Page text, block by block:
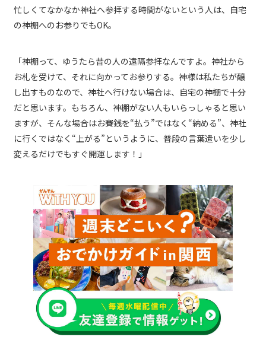
忙しくてなかなか神社へ参拝する時間がないという人は、自宅
の神棚へのお参りでもOK。
「神棚って、ゆうたら昔の人の遠隔参拝なんですよ。神社から
お札を受けて、それに向かってお参りする。神様は私たちが醸
し出すものなので、神社へ行けない場合は、自宅の神棚で十分
だと思います。もちろん、神棚がない人もいらっしゃると思い
ますが、そんな場合はお賽銭を“払う”ではなく“納める”、神社
に行くではなく“上がる”というように、普段の言葉遣いを少し
変えるだけでもすぐ開運します！」